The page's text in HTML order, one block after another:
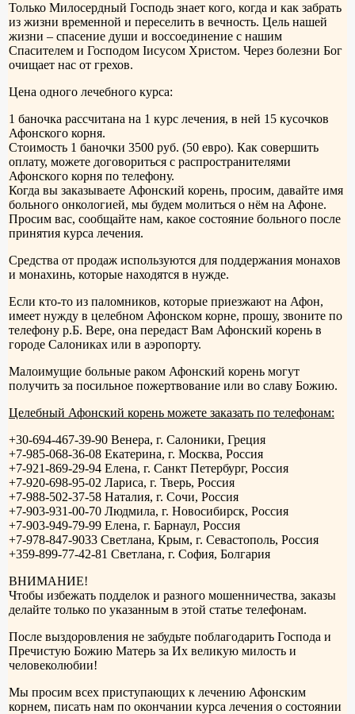
Только Милосердный Господь знает кого, когда и как забрать
из жизни временной и переселить в вечность. Цель нашей
жизни – спасение души и воссоединение с нашим
Спасителем и Господом Iисусом Христом. Через болезни Бог
очищает нас от грехов.
Цена одного лечебного курса:
1 баночка рассчитана на 1 курс лечения, в ней 15 кусочков
Афонского корня.
Стоимость 1 баночки 3500 руб. (50 евро). Как совершить
оплату, можете договориться с распространителями
Афонского корня по телефону.
Когда вы заказываете Афонский корень, просим, давайте имя
больного онкологией, мы будем молиться о нём на Афоне.
Просим вас, сообщайте нам, какое состояние больного после
принятия курса лечения.
Средства от продаж используются для поддержания монахов
и монахинь, которые находятся в нужде.
Если кто-то из паломников, которые приезжают на Афон,
имеет нужду в целебном Афонском корне, прошу, звоните по
телефону р.Б. Вере, она передаст Вам Афонский корень в
городе Салониках или в аэропорту.
Малоимущие больные раком Афонский корень могут
получить за посильное пожертвование или во славу Божию.
Целебный Афонский корень можете заказать по телефонам:
+30-694-467-39-90 Венера, г. Салоники, Греция
+7-985-068-36-08 Екатерина, г. Москва, Россия
+7-921-869-29-94 Елена, г. Санкт Петербург, Россия
+7-920-698-95-02 Лариса, г. Тверь, Россия
+7-988-502-37-58 Наталия, г. Сочи, Россия
+7-903-931-00-70 Людмила, г. Новосибирск, Россия
+7-903-949-79-99 Елена, г. Барнаул, Россия
+7-978-847-9033 Светлана, Крым, г. Севастополь, Россия
+359-899-77-42-81 Светлана, г. София, Болгария
ВНИМАНИЕ!
Чтобы избежать подделок и разного мошенничества, заказы
делайте только по указанным в этой статье телефонам.
После выздоровления не забудьте поблагодарить Господа и
Пречистую Божию Матерь за Их великую милость и
человеколюбии!
Мы просим всех приступающих к лечению Афонским
корнем, писать нам по окончании курса лечения о состоянии